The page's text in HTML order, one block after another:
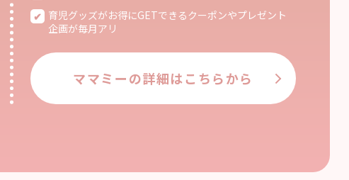
育児グッズがお得にGETできるクーポンやプレゼント
企画が毎月アリ
ママミーの詳細はこちらから